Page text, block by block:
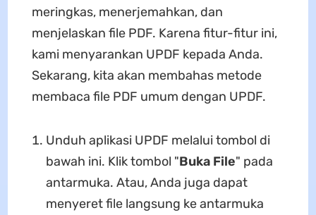
meringkas, menerjemahkan, dan
menjelaskan file PDF. Karena fitur-fitur ini,
kami menyarankan UPDF kepada Anda.
Sekarang, kita akan membahas metode
membaca file PDF umum dengan UPDF.
Unduh aplikasi UPDF melalui tombol di
bawah ini. Klik tombol "Buka File" pada
antarmuka. Atau, Anda juga dapat
menyeret file langsung ke antarmuka